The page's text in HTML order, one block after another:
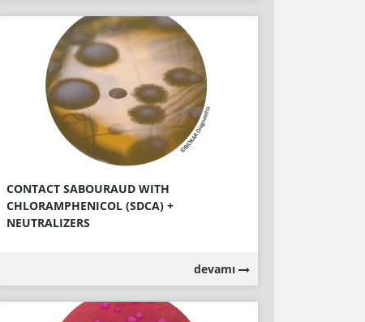
CONTACT SABOURAUD WITH
CHLORAMPHENICOL (SDCA) +
NEUTRALIZERS
devamı